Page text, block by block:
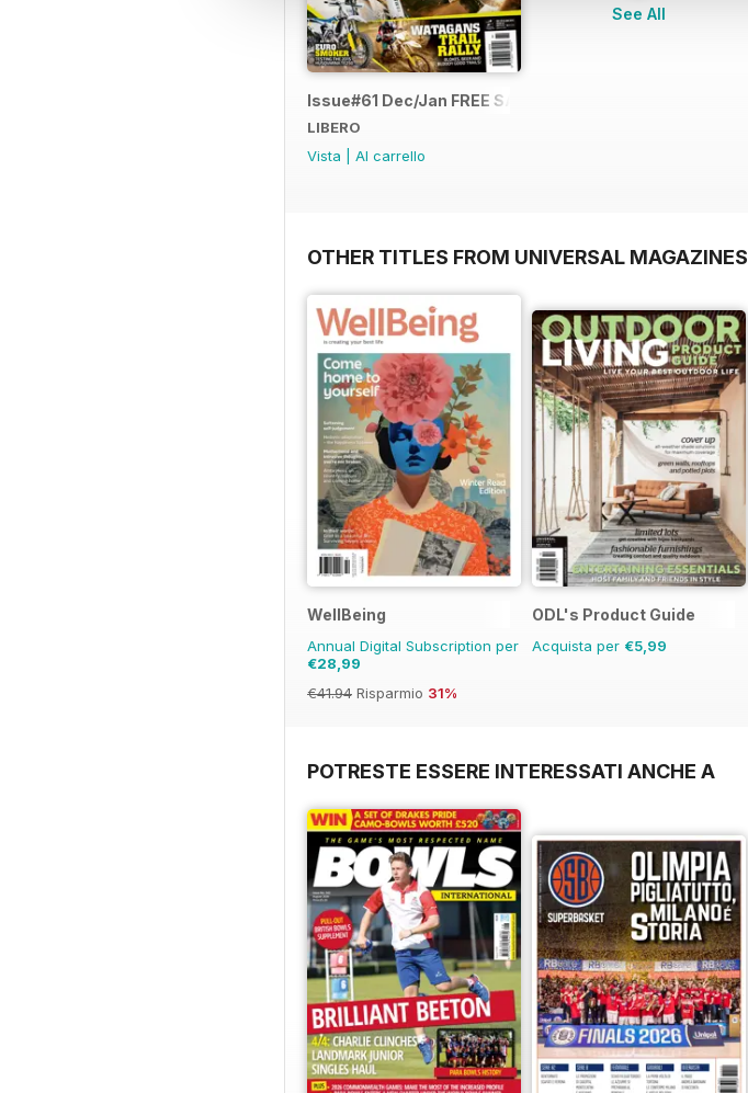
Issue#61 Dec/Jan FREE SAMPLE
LIBERO
Vista
Al carrello
See All
OTHER TITLES FROM UNIVERSAL MAGAZINES
WellBeing
Annual Digital Subscription per
€28,99
€41.94 Risparmio 31%
ODL's Product Guide
Acquista per €5,99
POTRESTE ESSERE INTERESSATI ANCHE A